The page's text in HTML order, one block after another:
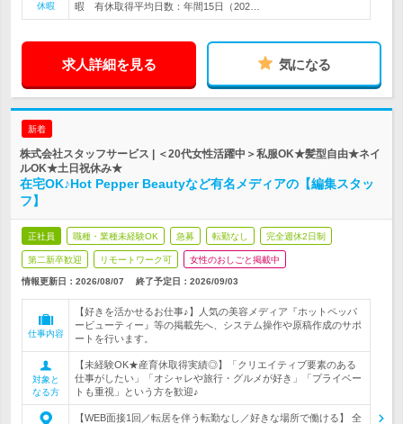
休暇
暇 有休取得平均日数：年間15日（202…
求人詳細を見る 気になる
新着
株式会社スタッフサービス | ＜20代女性活躍中＞私服OK★髪型自由★ネイ
ルOK★土日祝休み★
在宅OK♪Hot Pepper Beautyなど有名メディアの【編集スタッ
フ】
正社員 職種・業種未経験OK 急募 転勤なし 完全週休2日制
第二新卒歓迎 リモートワーク可 女性のおしごと掲載中
情報更新日：2026/08/07 終了予定日： 2026/09/03
仕事内容
【好きを活かせるお仕事♪】人気の美容メディア『ホットペッパ
ービューティー』等の掲載先へ、システム操作や原稿作成のサポ
ートを行います。
対象と
なる方
【未経験OK★産育休取得実績◎】「クリエイティブ要素のある
仕事がしたい」「オシャレや旅行・グルメが好き」「プライベー
トも重視」という方を歓迎♪
【WEB面接1回／転居を伴う転勤なし／好きな場所で働ける】 全